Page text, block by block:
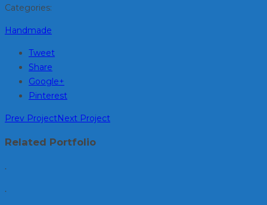
Categories:
Handmade
Tweet
Share
Google+
Pinterest
Prev ProjectNext Project
Related Portfolio
.
.